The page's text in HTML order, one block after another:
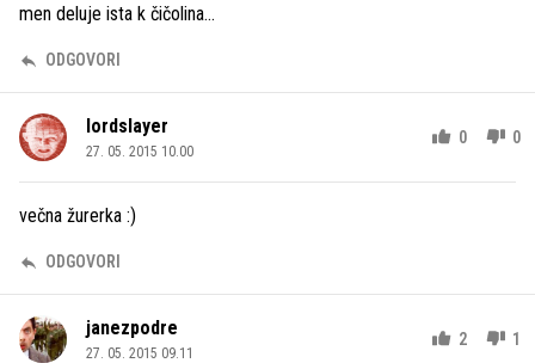
men deluje ista k čičolina...
ODGOVORI
lordslayer
27. 05. 2015 10.00
0 0
večna žurerka :)
ODGOVORI
janezpodre
27. 05. 2015 09.11
2 1